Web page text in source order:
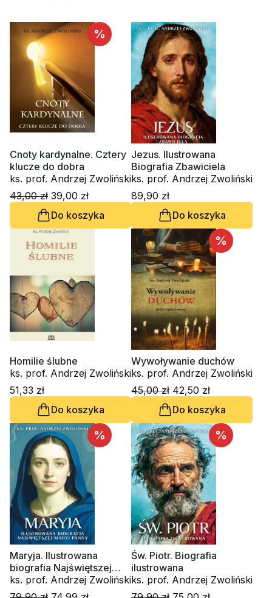
%
Cnoty kardynalne. Cztery
klucze do dobra
ks. prof. Andrzej Zwoliński
43,00 zł 39,00 zł
Do koszyka
Jezus. Ilustrowana
Biografia Zbawiciela
ks. prof. Andrzej Zwoliński
89,90 zł
Do koszyka
Homilie ślubne
ks. prof. Andrzej Zwoliński
51,33 zł
Do koszyka
%
Wywoływanie duchów
ks. prof. Andrzej Zwoliński
45,00 zł 42,50 zł
Do koszyka
%
Maryja. Ilustrowana
biografia Najświętszej
Maryi Panny
ks. prof. Andrzej Zwoliński
%
Św. Piotr. Biografia
ilustrowana
ks. prof. Andrzej Zwoliński